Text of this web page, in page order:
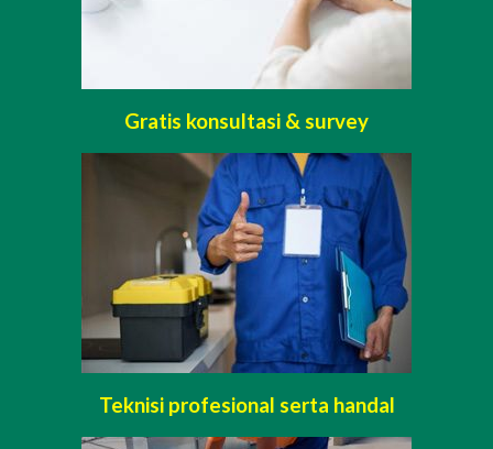
Gratis konsultasi & survey
Teknisi profesional serta handal